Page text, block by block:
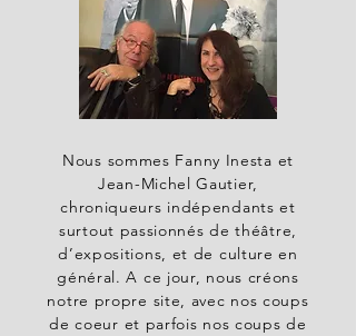
Nous sommes Fanny Inesta et
Jean-Michel Gautier,
chroniqueurs indépendants et
surtout passionnés de théâtre,
d’expositions, et de culture en
général. A ce jour, nous créons
notre propre site, avec nos coups
de coeur et parfois nos coups de